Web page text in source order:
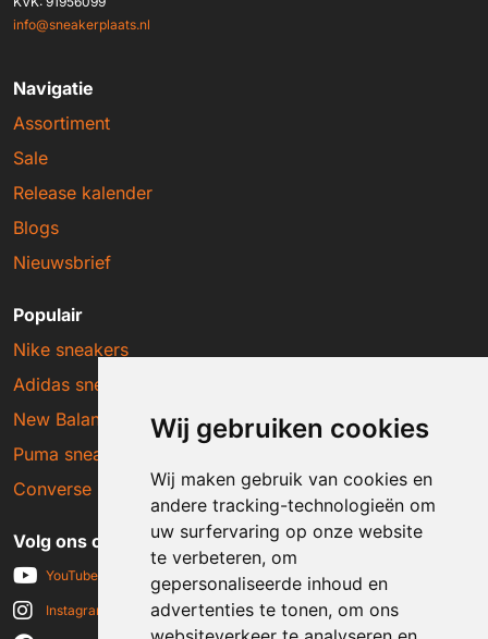
Wij gebruiken cookies
Wij maken gebruik van cookies en
andere tracking-technologieën om
uw surfervaring op onze website
te verbeteren, om
gepersonaliseerde inhoud en
advertenties te tonen, om ons
info@sneakerplaats.nl
Navigatie
Assortiment
Sale
Release kalender
Blogs
Nieuwsbrief
Populair
Nike sneakers
Adidas sneakers
New Balance sneakers
Puma sneakers
Converse sneakers
Volg ons op social media
YouTube
Instagram